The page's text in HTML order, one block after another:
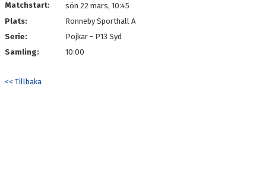
Matchstart:
sön 22 mars, 10:45
Plats:
Ronneby Sporthall A
Serie:
Pojkar - P13 Syd
Samling:
10:00
<< Tillbaka